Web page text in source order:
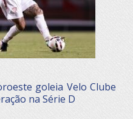
goleia Velo Clube
na Série D